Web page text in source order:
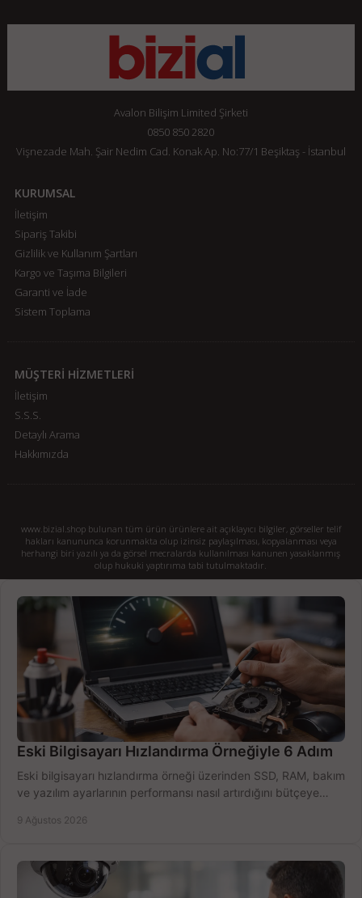
Avalon Bilişim Limited Şirketi
0850 850 2820
Vişnezade Mah. Şair Nedim Cad. Konak Ap. No:77/1 Beşiktaş - İstanbul
KURUMSAL
İletişim
Sipariş Takibi
Gizlilik ve Kullanım Şartları
Kargo ve Taşıma Bilgileri
Garanti ve İade
Sistem Toplama
MÜŞTERİ HİZMETLERİ
İletişim
S.S.S.
Detaylı Arama
Hakkımızda
www.bizial.shop bulunan tüm ürün ürünlere ait açıklayıcı bilgiler, görseller telif
hakları kanununca korunmakta olup izinsiz paylaşılması, kopyalanması veya
herhangi biri yazılı ya da görsel mecralarda kullanılması kanunen yasaklanmış
olup hukuki yaptırıma tabi tutulmaktadır.
Eski Bilgisayarı Hızlandırma Örneğiyle 6 Adım
Eski bilgisayarı hızlandırma örneği üzerinden SSD, RAM, bakım
ve yazılım ayarlarının performansı nasıl artırdığını bütçeye
9 Ağustos 2026